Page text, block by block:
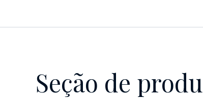
Seção de